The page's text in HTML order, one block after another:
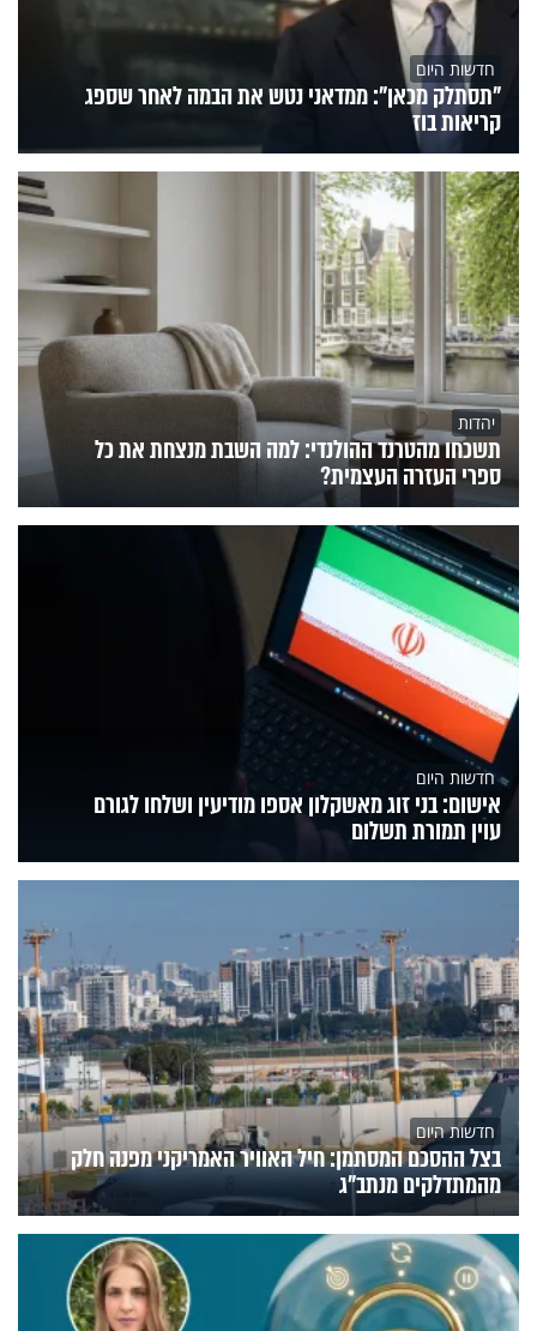
חדשות היום
"תסתלק מכאן": ממדאני נטש את הבמה לאחר שספג
קריאות בוז
יהדות
תשכחו מהטרנד ההולנדי: למה השבת מנצחת את כל
ספרי העזרה העצמית?
חדשות היום
אישום: בני זוג מאשקלון אספו מודיעין ושלחו לגורם
עוין תמורת תשלום
חדשות היום
בצל ההסכם המסתמן: חיל האוויר האמריקני מפנה חלק
מהמתדלקים מנתב"ג